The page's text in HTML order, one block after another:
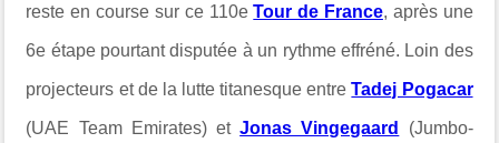
reste en course sur ce 110eTour de France, après une
6e étape pourtant disputée à un rythme effréné. Loin des
projecteurs et de la lutte titanesque entreTadej Pogacar
(UAE Team Emirates) etJonas Vingegaard (Jumbo-